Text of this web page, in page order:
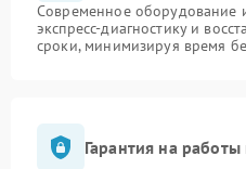
Современное оборудование
экспресс-диагностику и
сроки, минимизируя время
Гарантия на работы